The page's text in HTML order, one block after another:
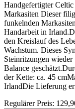
Handgefertigter
Markasiten Dieser
funkelnden
Handarbeit in
den Kreislauf des
Wachstum. Dieses
Steinritzungen
Balance
der Kette: ca. 45
IrlandDie Lieferung
Regulärer Preis: